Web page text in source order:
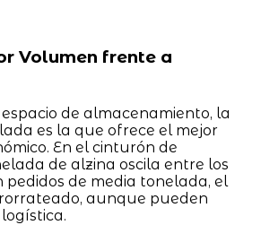
Volumen frente a
de almacenamiento, la
es la que ofrece el mejor
En el cinturón de
de alzina oscila entre los
pedidos de media tonelada, el
aunque pueden